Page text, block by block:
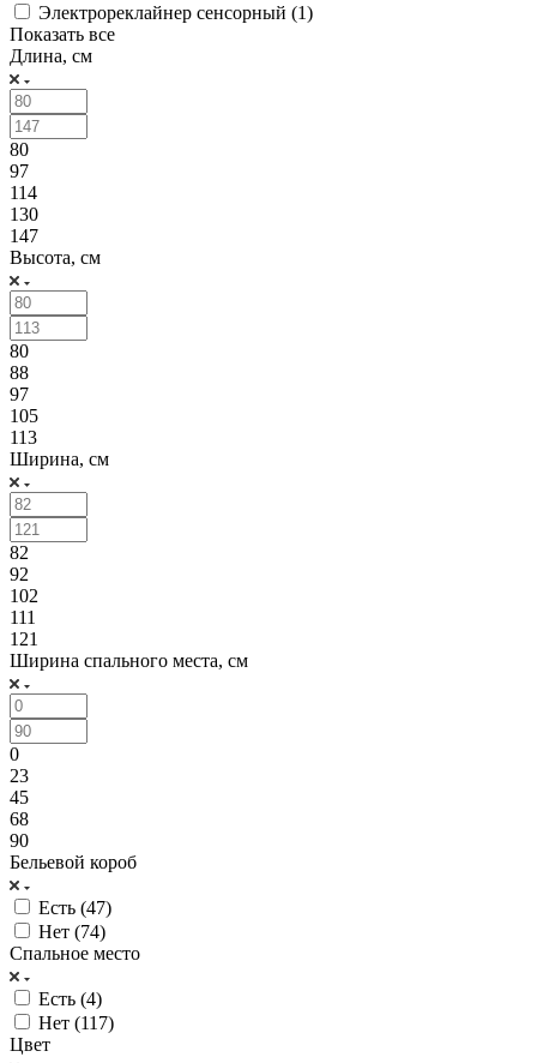
Электрореклайнер сенсорный (1)
Показать все
Длина, см
80
97
114
130
147
Высота, см
80
88
97
105
113
Ширина, см
82
92
102
111
121
Ширина спального места, см
0
23
45
68
90
Бельевой короб
Есть (47)
Нет (74)
Спальное место
Есть (4)
Нет (117)
Цвет